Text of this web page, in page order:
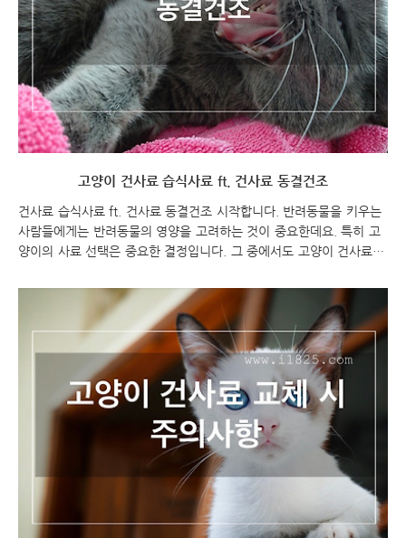
고양이 건사료 습식사료 ft. 건사료 동결건조
건사료 습식사료 ft. 건사료 동결건조 시작합니다. 반려동물을 키우는
사람들에게는 반려동물의 영양을 고려하는 것이 중요한데요. 특히 고
양이의 사료 선택은 중요한 결정입니다. 그 중에서도 고양이 건사료 습
료 중에서도 동결건조 방식이 주목을 받고 있는데요. 이번 포스팅에서
는 건사료와 습식사료, 그리고 건사료 동결건조의 장단점과 차이점에
대해 알아보겠습니다. 고양이의 건강과 영양을 위해 최적의 사료 선택
을 찾아보세요! 고양이 건사료 습식사료 ft. 건사료 동결건조 고양이
건사료 습식 고양이 건사료 습식사료 고양이 건사료 vs 습식사료 건사
료와 습식사료는 두 가지 대표적인 고양이 사료 유형입니다. 각각의 특
징을 살펴보겠습니다. 건사료: 건조된 형..